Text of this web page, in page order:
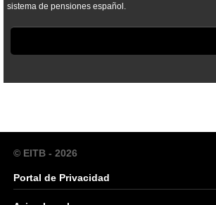
sistema de pensiones español.
© EITB - 2026
Portal de Privacidad